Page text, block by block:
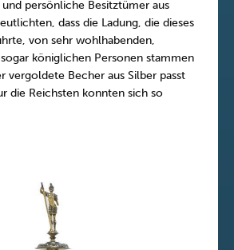
persönliche Besitztümer aus
dass die Ladung, die dieses
von sehr wohlhabenden,
königlichen Personen stammen
vergoldete Becher aus Silber passt
die Reichsten konnten sich so